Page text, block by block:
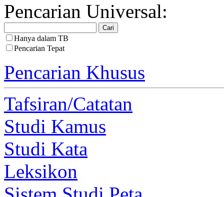
Pencarian Universal:
Hanya dalam TB
Pencarian Tepat
Pencarian Khusus
Tafsiran/Catatan
Studi Kamus
Studi Kata
Leksikon